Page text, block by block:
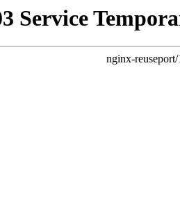
Service
nginx-reuseport/